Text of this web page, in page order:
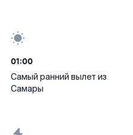
01:00
Самый ранний вылет из
Самары